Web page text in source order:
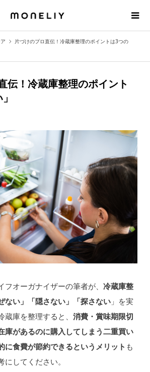
片づけのプロ直伝！冷蔵庫整理のポイントは3つの
伝！冷蔵庫整理のポイント
フオーガナイザーの筆者が、 冷蔵庫整
ない」「隠さない」「探さない」を実
庫を整理すると、 消費・賞味期限切
庫があるのに購入してしまう二重買い
に食費が節約できるというメリット も
してください。